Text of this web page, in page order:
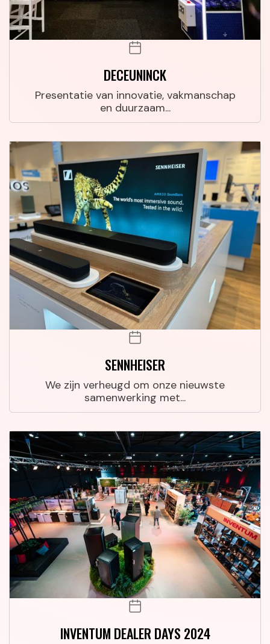
DECEUNINCK
Presentatie van innovatie, vakmanschap
en duurzaam...
SENNHEISER
We zijn verheugd om onze nieuwste
samenwerking met...
INVENTUM DEALER DAYS 2024